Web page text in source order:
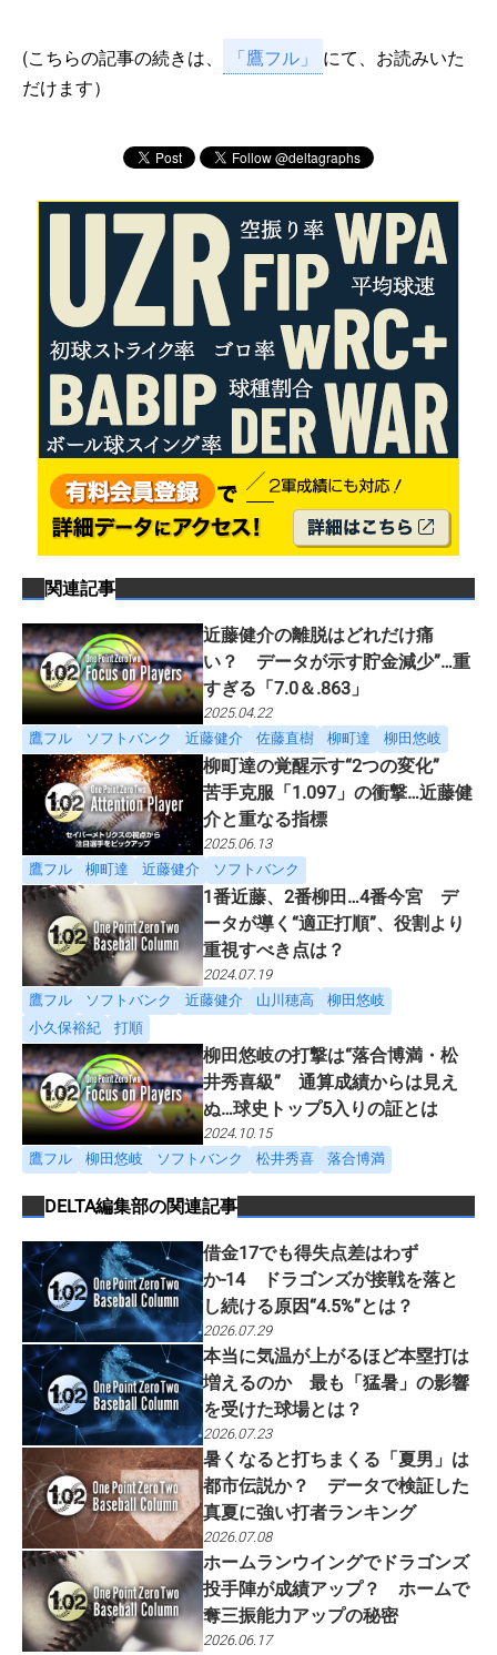
(こちらの記事の続きは、 「鷹フル」
にて、お読みいた
だけます）
関連記事
近藤健介の離脱はどれだけ痛
い？ データが示す貯金減少”…重
すぎる「7.0＆.863」
2025.04.22
鷹フル
ソフトバンク 近藤健介 佐藤直樹 柳町達 柳田悠岐
柳町達の覚醒示す“2つの変化”
苦手克服「1.097」の衝撃…近藤健
介と重なる指標
2025.06.13
鷹フル
柳町達 近藤健介 ソフトバンク
1番近藤、2番柳田…4番今宮 デ
ータが導く“適正打順”、役割より
重視すべき点は？
2024.07.19
鷹フル
ソフトバンク 近藤健介 山川穂高
柳田悠岐
小久保裕紀
打順
柳田悠岐の打撃は“落合博満・松
井秀喜級” 通算成績からは見え
ぬ…球史トップ5入りの証とは
2024.10.15
鷹フル
柳田悠岐 ソフトバンク 松井秀喜 落合博満
DELTA編集部の関連記事
借金17でも得失点差はわず
か-14 ドラゴンズが接戦を落と
し続ける原因“4.5%”とは？
2026.07.29
本当に気温が上がるほど本塁打は
増えるのか 最も「猛暑」の影響
を受けた球場とは？
2026.07.23
暑くなると打ちまくる「夏男」は
都市伝説か？ データで検証した
真夏に強い打者ランキング
2026.07.08
ホームランウイングでドラゴンズ
投手陣が成績アップ？ ホームで
奪三振能力アップの秘密
2026.06.17